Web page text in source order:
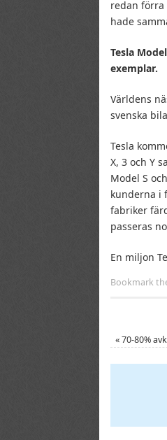
redan förra
hade
Tesla
exemplar.
Världens
svenska
Tesla
X, 3 och Y
Model S
kunderna i
fabriker
passeras
En miljon
Bookmark
«70-80%